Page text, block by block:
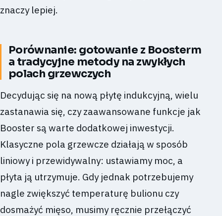
znaczy lepiej.
Porównanie: gotowanie z Boosterm
a tradycyjne metody na zwykłych
polach grzewczych
Decydując się na nową płytę indukcyjną, wielu
zastanawia się, czy zaawansowane funkcje jak
Booster są warte dodatkowej inwestycji.
Klasyczne pola grzewcze działają w sposób
liniowy i przewidywalny: ustawiamy moc, a
płyta ją utrzymuje. Gdy jednak potrzebujemy
nagle zwiększyć temperaturę bulionu czy
dosmażyć mięso, musimy ręcznie przełączyć